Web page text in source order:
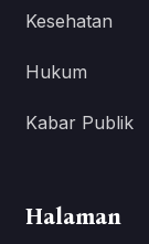
Kesehatan
Hukum
Kabar Publik
Halaman